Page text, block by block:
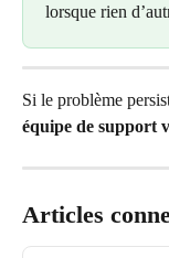
lorsque rien
Si le problème
équipe de support
Articles